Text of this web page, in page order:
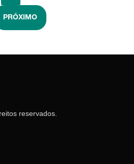
PRÓXIMO
reservados.